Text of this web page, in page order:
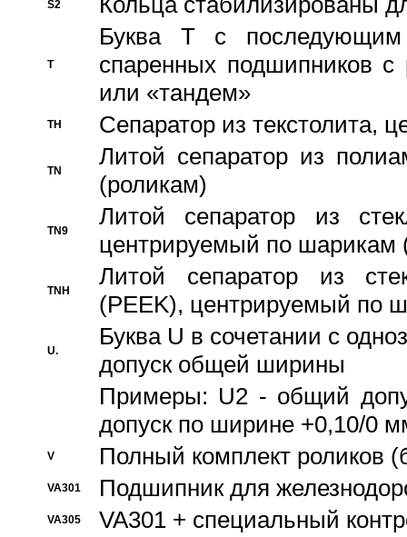
S2
T
Буква T с
спаренных подшипников
или «тандем»
TH Сепаратор из текстолита,
TN
Литой сепаратор из
(роликам)
TN9
Литой сепаратор из
центрируемый по шарикам
TNH
Литой сепаратор из
(PEEK), центрируемый по
U.
Буква U в сочетании с
допуск общей ширины
Примеры: U2 - общий
допуск по ширине +0,10/0
V Полный комплект роликов
VA301 Подшипник для
VA305 VA301 + специальный